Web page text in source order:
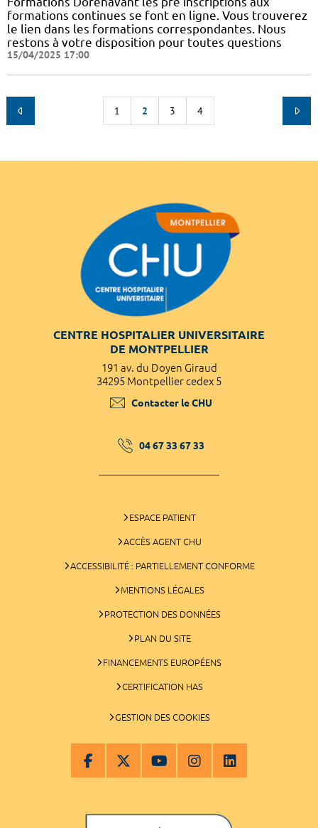
formations continues se font en ligne. Vous trouverez
le lien dans les formations correspondantes. Nous
restons à votre disposition pour toutes questions
15/04/2025 17:00
1 2 3 4
CENTRE HOSPITALIER UNIVERSITAIRE
DE MONTPELLIER
191 av. du Doyen Giraud
34295 Montpellier cedex 5
Contacter le CHU
04 67 33 67 33
ESPACE PATIENT
ACCÈS AGENT CHU
ACCESSIBILITÉ : PARTIELLEMENT CONFORME
MENTIONS LÉGALES
PROTECTION DES DONNÉES
PLAN DU SITE
FINANCEMENTS EUROPÉENS
CERTIFICATION HAS
GESTION DES COOKIES